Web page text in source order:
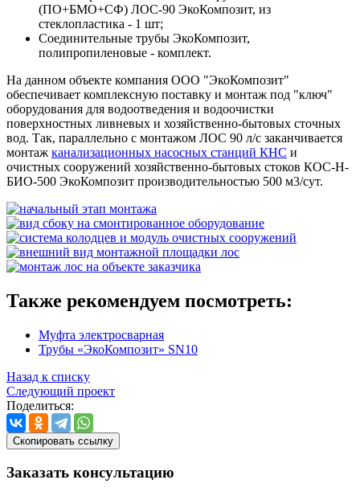
(ПО+БМО+СФ) ЛОС-90 ЭкоКомпозит, из
стеклопластика - 1 шт;
Соединительные трубы ЭкоКомпозит,
полипропиленовые - комплект.
На данном объекте компания ООО "ЭкоКомпозит"
обеспечивает комплексную поставку и монтаж под "ключ"
оборудования для водоотведения и водоочистки
поверхностных ливневых и хозяйственно-бытовых сточных
вод. Так, параллельно с монтажом ЛОС 90 л/с заканчивается
монтаж канализационных насосных станций КНС и
очистных сооружений хозяйственно-бытовых стоков КОС-Н-
БИО-500 ЭкоКомпозит производительностью 500 м3/сут.
Также рекомендуем посмотреть:
Муфта электросварная
Трубы «ЭкоКомпозит» SN10
Назад к списку
Следующий проект
Поделиться:
Скопировать ссылку
Заказать консультацию